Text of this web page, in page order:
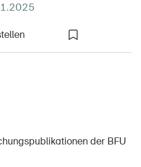
der BFU